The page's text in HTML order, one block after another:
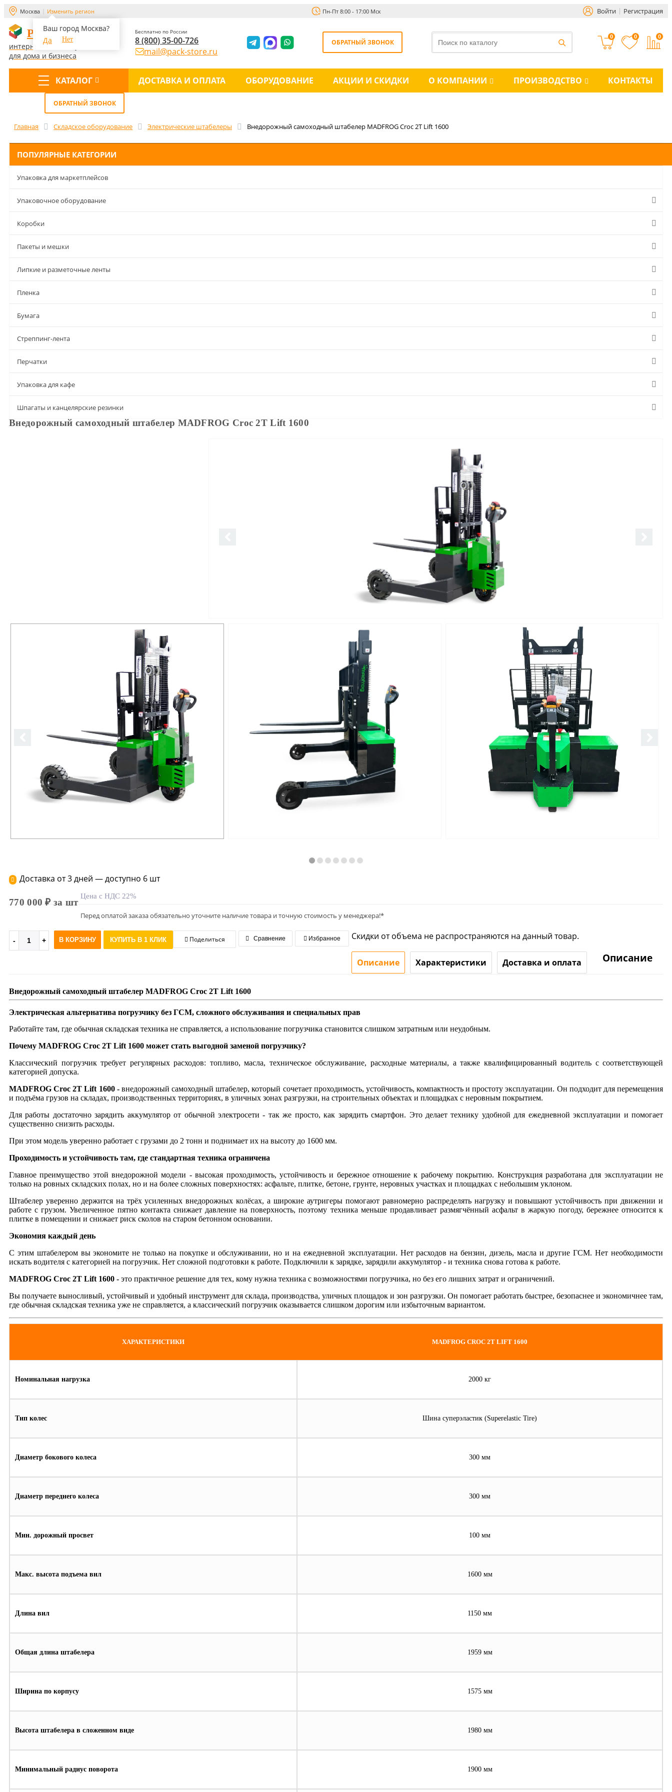
Москва Изменить регион
Ваш город Москва?
Да
Нет
Пн-Пт 8:00 - 17:00 Мск Войти Регистрация
PACK-STORE
интернет-магазин упаковки
для дома и бизнеса
Бесплатно по России
8 (800) 35-00-726
mail@pack-store.ru
ОБРАТНЫЙ ЗВОНОК
0 0 0
КАТАЛОГ ДОСТАВКА И ОПЛАТА ОБОРУДОВАНИЕ АКЦИИ И СКИДКИ О КОМПАНИИ ПРОИЗВОДСТВО КОНТАКТЫ
ОБРАТНЫЙ ЗВОНОК
Главная Складское оборудование Электрические штабелеры Внедорожный самоходный штабелер MADFROG Croc 2T Lift 1600
ПОПУЛЯРНЫЕ КАТЕГОРИИ
Упаковка для маркетплейсов
Упаковочное оборудование
Коробки
Пакеты и мешки
Липкие и разметочные ленты
Пленка
Бумага
Стреппинг-лента
Перчатки
Упаковка для кафе
Шпагаты и канцелярские резинки
Внедорожный самоходный штабелер MADFROG Croc 2T Lift 1600
Доставка от 3 дней — доступно 6 шт
770 000 ₽ за шт
Цена с НДС 22%
Перед оплатой заказа обязательно уточните наличие товара и точную стоимость у менеджера!*
В КОРЗИНУ КУПИТЬ В 1 КЛИК Поделиться Сравнение Избранное Скидки от объема не распространяются на данный товар.
Описание Характеристики Доставка и оплата Описание
Внедорожный самоходный штабелер MADFROG Croc 2T Lift 1600
Электрическая альтернатива погрузчику без ГСМ, сложного обслуживания и специальных прав
Работайте там, где обычная складская техника не справляется, а использование погрузчика становится слишком затратным или неудобным.
Почему MADFROG Croc 2T Lift 1600 может стать выгодной заменой погрузчику?
Классический погрузчик требует регулярных расходов: топливо, масла, техническое обслуживание, расходные материалы, а также квалифицированный водитель с соответствующей
категорией допуска.
MADFROG Croc 2T Lift 1600 - внедорожный самоходный штабелер, который сочетает проходимость, устойчивость, компактность и простоту эксплуатации. Он подходит для перемещения
и подъёма грузов на складах, производственных территориях, в уличных зонах разгрузки, на строительных объектах и площадках с неровным покрытием.
Для работы достаточно зарядить аккумулятор от обычной электросети - так же просто, как зарядить смартфон. Это делает технику удобной для ежедневной эксплуатации и помогает
существенно снизить расходы.
При этом модель уверенно работает с грузами до 2 тонн и поднимает их на высоту до 1600 мм.
Проходимость и устойчивость там, где стандартная техника ограничена
Главное преимущество этой внедорожной модели - высокая проходимость, устойчивость и бережное отношение к рабочему покрытию. Конструкция разработана для эксплуатации не
только на ровных складских полах, но и на более сложных поверхностях: асфальте, плитке, бетоне, грунте, неровных участках и площадках с небольшим уклоном.
Штабелер уверенно держится на трёх усиленных внедорожных колёсах, а широкие аутригеры помогают равномерно распределять нагрузку и повышают устойчивость при движении и
работе с грузом. Увеличенное пятно контакта снижает давление на поверхность, поэтому техника меньше продавливает размягчённый асфальт в жаркую погоду, бережнее относится к
плитке в помещении и снижает риск сколов на старом бетонном основании.
Экономия каждый день
С этим штабелером вы экономите не только на покупке и обслуживании, но и на ежедневной эксплуатации. Нет расходов на бензин, дизель, масла и другие ГСМ. Нет необходимости
искать водителя с категорией на погрузчик. Нет сложной подготовки к работе. Подключили к зарядке, зарядили аккумулятор - и техника снова готова к работе.
MADFROG Croc 2T Lift 1600 - это практичное решение для тех, кому нужна техника с возможностями погрузчика, но без его лишних затрат и ограничений.
Вы получаете выносливый, устойчивый и удобный инструмент для склада, производства, уличных площадок и зон разгрузки. Он помогает работать быстрее, безопаснее и экономичнее там,
где обычная складская техника уже не справляется, а классический погрузчик оказывается слишком дорогим или избыточным вариантом.
ХАРАКТЕРИСТИКИ MADFROG CROC 2T LIFT 1600
Номинальная нагрузка 2000 кг
Тип колес Шина суперэластик (Superelastic Tire)
Диаметр бокового колеса 300 мм
Диаметр переднего колеса 300 мм
Мин. дорожный просвет 100 мм
Макс. высота подъема вил 1600 мм
Длина вил 1150 мм
Общая длина штабелера 1959 мм
Ширина по корпусу 1575 мм
Высота штабелера в сложенном виде 1980 мм
Минимальный радиус поворота 1900 мм